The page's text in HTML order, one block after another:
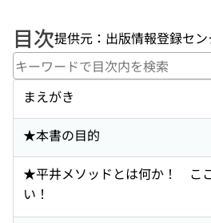
目次提供元：出版情報登録セン
まえがき
★本書の目的
★平井メソッドとは何か！ こ
い！